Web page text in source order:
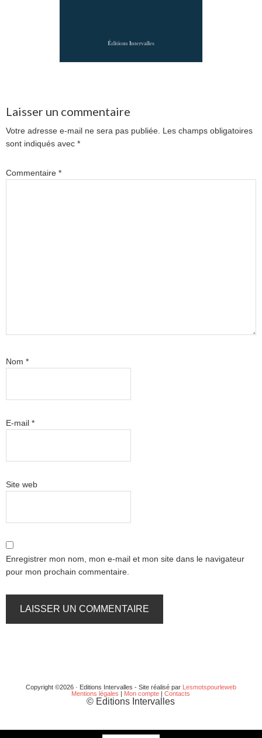
Laisser un commentaire
Votre adresse e-mail ne sera pas publiée. Les champs obligatoires
sont indiqués avec *
Commentaire *
Nom *
E-mail *
Site web
Enregistrer mon nom, mon e-mail et mon site dans le navigateur
pour mon prochain commentaire.
Copyright ©2026 · Editions Intervalles - Site réalisé par Lesmotspourleweb
Mentions légales | Mon compte |Contacts
© Editions Intervalles